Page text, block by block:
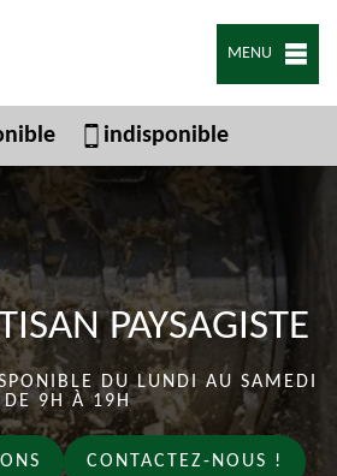
MENU
indisponible
PAYSAGISTE
DU LUNDI AU SAMEDI
DE 9H À 19H
CONTACTEZ-NOUS !